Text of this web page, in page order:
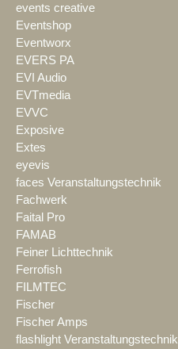
events creative
Eventshop
Eventworx
EVERS PA
EVI Audio
EVTmedia
EVVC
Exposive
Extes
eyevis
faces Veranstaltungstechnik
Fachwerk
Faital Pro
FAMAB
Feiner Lichttechnik
Ferrofish
FILMTEC
Fischer
Fischer Amps
flashlight Veranstaltungstechnik